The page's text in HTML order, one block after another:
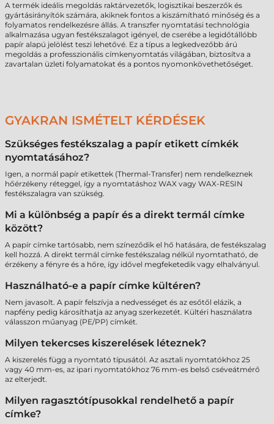
A termék ideális megoldás raktárvezetők, logisztikai beszerzők és
gyártásirányítók számára, akiknek fontos a kiszámítható minőség és a
folyamatos rendelkezésre állás. A transzfer nyomtatási technológia
alkalmazása ugyan festékszalagot igényel, de cserébe a legidőtállóbb
papír alapú jelölést teszi lehetővé. Ez a típus a legkedvezőbb árú
megoldás a professzionális címkenyomtatás világában, biztosítva a
zavartalan üzleti folyamatokat és a pontos nyomonkövethetőséget.
GYAKRAN ISMÉTELT KÉRDÉSEK
Szükséges festékszalag a papír etikett címkék
nyomtatásához?
Igen, a normál papír etikettek (Thermal-Transfer) nem rendelkeznek
hőérzékeny réteggel, így a nyomtatáshoz WAX vagy WAX-RESIN
festékszalagra van szükség.
Mi a különbség a papír és a direkt termál címke
között?
A papír címke tartósabb, nem színeződik el hő hatására, de festékszalag
kell hozzá. A direkt termál címke festékszalag nélkül nyomtatható, de
érzékeny a fényre és a hőre, így idővel megfeketedik vagy elhalványul.
Használható-e a papír címke kültéren?
Nem javasolt. A papír felszívja a nedvességet és az esőtől elázik, a
napfény pedig károsíthatja az anyag szerkezetét. Kültéri használatra
válasszon műanyag (PE/PP) címkét.
Milyen tekercses kiszerelések léteznek?
A kiszerelés függ a nyomtató típusától. Az asztali nyomtatókhoz 25
vagy 40 mm-es, az ipari nyomtatókhoz 76 mm-es belső cséveátmérő
az elterjedt.
Milyen ragasztótípusokkal rendelhető a papír
címke?